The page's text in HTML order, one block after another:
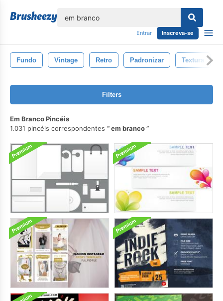
Entrar Inscreva-se
Fundo Vintage Retro Padronizar Textura
Filters
Em Branco Pincéis
1.031 pincéis correspondentes
em branco